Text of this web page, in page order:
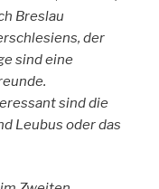
Breslau
der
sind eine
sind die
Leubus oder das